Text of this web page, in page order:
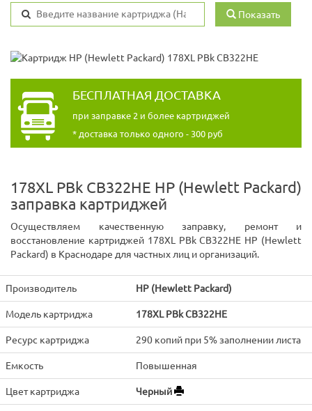
Показать
БЕСПЛАТНАЯ ДОСТАВКА
при заправке 2 и более картриджей
* доставка только одного - 300 руб
178XL PBk CB322HE HP (Hewlett Packard)
заправка картриджей
Осуществляем качественную заправку, ремонт и
восстановление картриджей 178XL PBk CB322HE HP (Hewlett
Packard) в Краснодаре для частных лиц и организаций.
Производитель HP (Hewlett Packard)
Модель картриджа 178XL PBk CB322HE
Ресурс картриджа 290 копий при 5% заполнении листа
Емкость Повышенная
Цвет картриджа Черный